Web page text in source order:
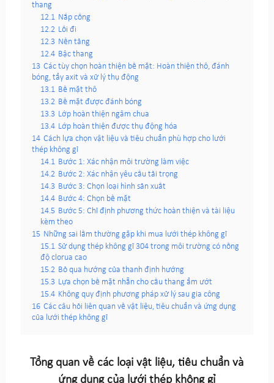
thang
12.1 Nắp cống
12.2 Lối đi
12.3 Nền tảng
12.4 Bậc thang
13 Các tùy chọn hoàn thiện bề mặt: Hoàn thiện thô, đánh
bóng, tẩy axit và xử lý thụ động
13.1 Bề mặt thô
13.2 Bề mặt được đánh bóng
13.3 Lớp hoàn thiện ngâm chua
13.4 Lớp hoàn thiện được thụ động hóa
14 Cách lựa chọn vật liệu và tiêu chuẩn phù hợp cho lưới
thép không gỉ
14.1 Bước 1: Xác nhận môi trường làm việc
14.2 Bước 2: Xác nhận yêu cầu tải trọng
14.3 Bước 3: Chọn loại hình sản xuất
14.4 Bước 4: Chọn bề mặt
14.5 Bước 5: Chỉ định phương thức hoàn thiện và tài liệu
kèm theo
15 Những sai lầm thường gặp khi mua lưới thép không gỉ
15.1 Sử dụng thép không gỉ 304 trong môi trường có nồng
độ clorua cao
15.2 Bỏ qua hướng của thanh định hướng
15.3 Lựa chọn bề mặt nhẵn cho cầu thang ẩm ướt
15.4 Không quy định phương pháp xử lý sau gia công
16 Các câu hỏi liên quan về vật liệu, tiêu chuẩn và ứng dụng
của lưới thép không gỉ
Tổng quan về các loại vật liệu, tiêu chuẩn và
ứng dụng của lưới thép không gỉ